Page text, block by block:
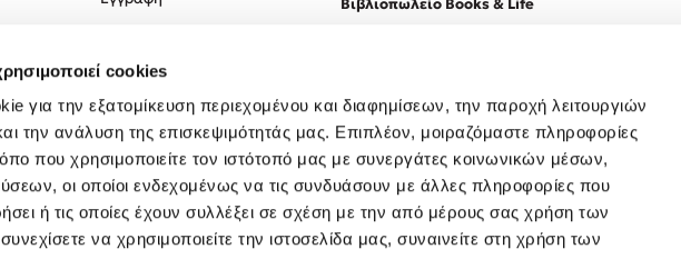
cookies
για την εξατομίκευση περιεχομένου και διαφημίσεων, την παροχή λειτουργιών
την ανάλυση της επισκεψιμότητάς μας. Επιπλέον, μοιραζόμαστε πληροφορίες
που χρησιμοποιείτε τον ιστότοπό μας με συνεργάτες κοινωνικών μέσων,
οι οποίοι ενδεχομένως να τις συνδυάσουν με άλλες πληροφορίες που
ή τις οποίες έχουν συλλέξει σε σχέση με την από μέρους σας χρήση των
να χρησιμοποιείτε την ιστοσελίδα μας, συναινείτε στη χρήση των
Βιβλιοπωλείο Books & Life